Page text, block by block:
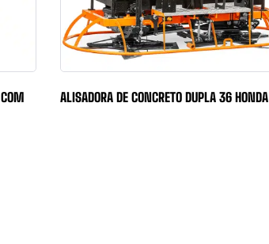
ALISADORA DE CONCRETO DUPLA 36 HONDA